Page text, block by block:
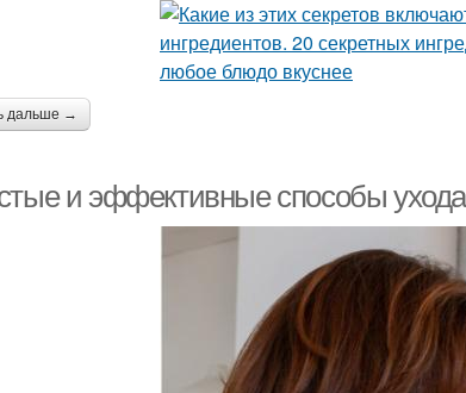
дальше →
и эффективные способы